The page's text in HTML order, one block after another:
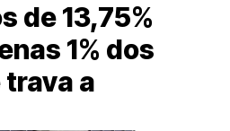
de 13,75%
1% dos
a